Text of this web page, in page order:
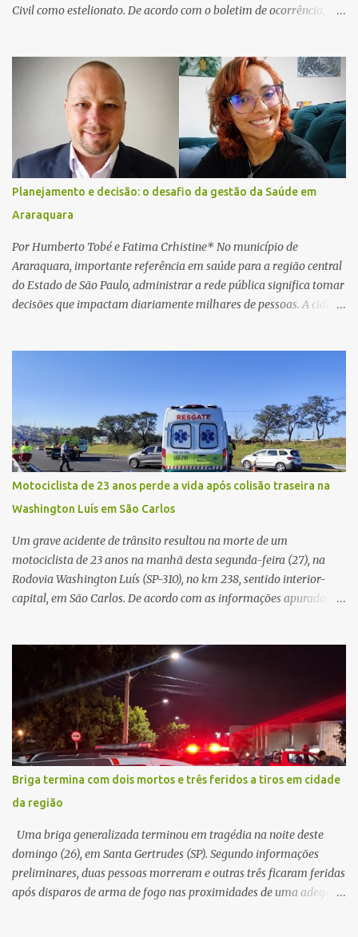
Civil como estelionato. De acordo com o boletim de ocorrência, a
suspeito alegou que seria necessário atualizar o cadastro da conta
e passou a orientar a vítima sobre os procedimentos que deveriam
ser realizados. Dias depois, o golpista enviou um documento em
PDF simulando uma comunicação oficial da instituição financeira.
Na sequência, entrou em contato por telefone e encaminhou um
link, orientando a vítima a acessá-lo pelo computador para
concluir a suposta atualização cadastral. Após realizar o
procedimento, a conta bancária ficou bloqueada por algumas
horas. Sem conseguir acessar o sistema, a vítima tentou
novamente contato com o suposto gerente, mas não obteve
resposta. Na segunda-fe...
Planejamento e decisão: o desafio da gestão da Saúde em
Araraquara
Por Humberto Tobé e Fatima Crhistine* No município de
Araraquara, importante referência em saúde para a região central
do Estado de São Paulo, administrar a rede pública significa tomar
decisões que impactam diariamente milhares de pessoas. A cidade
o Sistema Único de Saúde (SUS). Nos últimos anos, o Governo
Federal tem ampliado investimentos destinados ao fortalecimento
da atenção básica, da infraestrutura hospitalar e da
regionalização dos serviços de saúde. Entretanto, em um cenário
de demandas crescentes e recursos necessariamente limitados, a
principal missão da gestão pública não é apenas investir mais,
mas decidir melhor onde investir para produzir o maior benefício
possível à população. Essa reflexão encontra respaldo tanto na
teoria da admini...
Motociclista de 23 anos perde a vida após colisão traseira na
Washington Luís em São Carlos
Um grave acidente de trânsito resultou na morte de um
motociclista de 23 anos na manhã desta segunda-feira (27), na
Rodovia Washington Luís (SP-310), no km 238, sentido interior-
capital, em São Carlos. De acordo com as informações apuradas no
veículo, o trânsito estava lento e congestionado devido a obras
realizadas na rodovia, momento em que ocorreu o impacto. Com
a violência da colisão, o motociclista foi arremessado ao solo.
Testemunhas relataram que o capacete teria se desprendido
durante o acidente. O jovem sofreu ferimentos gravíssimos e
morreu ainda no local. Equipes de resgate e de atendimento da
concessionária responsável pela rodovia foram acionadas e
realizaram a sinalização da via, além de prestarem socorro à
vítima. No entanto, o óbito foi constatado ainda no local do
acidente. A Polícia Militar Rodoviária compareceu para o registro
da ocorrência...
Briga termina com dois mortos e três feridos a tiros em cidade
da região
Uma briga generalizada terminou em tragédia na noite deste
domingo (26), em Santa Gertrudes (SP). Segundo informações
preliminares, duas pessoas morreram e outras três ficaram feridas
após disparos de arma de fogo nas proximidades de uma adega. O